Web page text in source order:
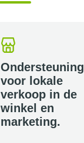
Ondersteuning
voor lokale
verkoop in de
winkel en
marketing.